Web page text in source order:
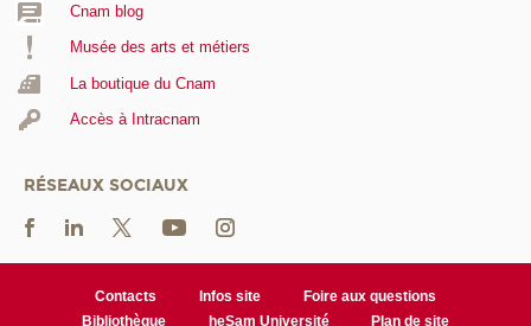
Cnam blog
Musée des arts et métiers
La boutique du Cnam
Accès à Intracnam
RÉSEAUX SOCIAUX
Contacts Infos site
Foire aux questions
Bibliothèque
heSam Université Plan de site